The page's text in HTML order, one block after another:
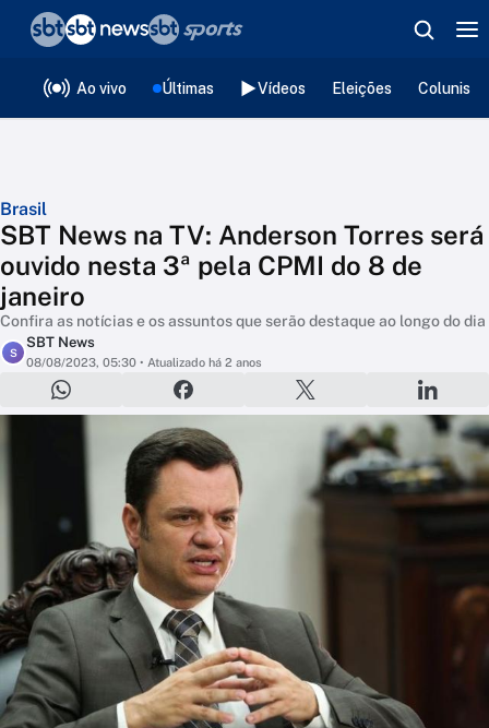
Ao vivo Últimas Vídeos Eleições
Brasil
SBT News na TV: Anderson Torres será
ouvido nesta 3ª pela CPMI do 8 de
janeiro
Confira as notícias e os assuntos que serão destaque ao longo do dia
S
SBT News
08/08/2023, 05:30 • Atualizado há 2 anos
❮voltar
Editorias